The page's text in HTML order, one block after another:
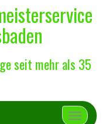
seit mehr als 35
Schalte